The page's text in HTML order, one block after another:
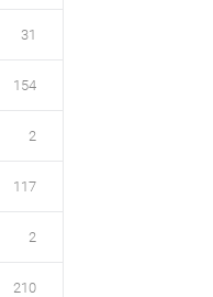
31
154
2
117
2
210